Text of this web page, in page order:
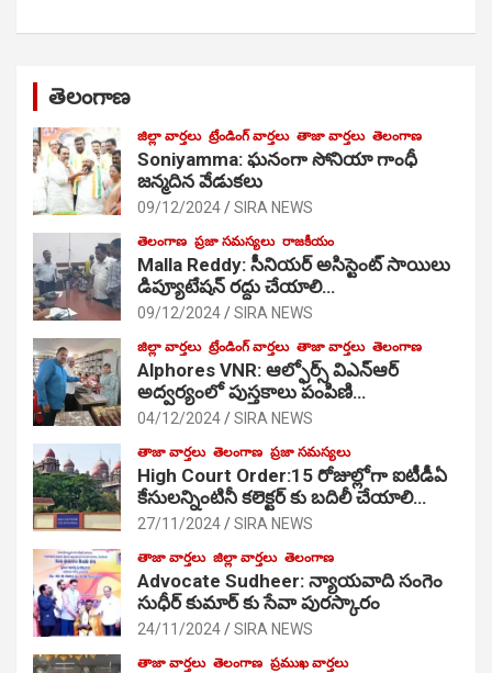
తెలంగాణ
జిల్లా వార్తలు ట్రేండింగ్ వార్తలు తాజా వార్తలు తెలంగాణ
Soniyamma: ఘ‌నంగా సోనియా గాంధీ
జ‌న్మ‌దిన వేడుక‌లు
09/12/2024 SIRA NEWS
తెలంగాణ ప్రజా సమస్యలు రాజకీయం
Malla Reddy: సీనియర్ అసిస్టెంట్ సాయిలు
డిప్యూటేషన్ రద్దు చేయాలి…
09/12/2024 SIRA NEWS
జిల్లా వార్తలు ట్రేండింగ్ వార్తలు తాజా వార్తలు తెలంగాణ
Alphores VNR: ఆల్ఫోర్స్ విఎన్ఆర్
అద్వర్యంలో పుస్తకాలు పంపిణి…
04/12/2024 SIRA NEWS
తాజా వార్తలు తెలంగాణ ప్రజా సమస్యలు
High Court Order:15 రోజుల్లోగా ఐటీడీఏ
కేసులన్నింటినీ కలెక్టర్ కు బదిలీ చేయాలి…
27/11/2024 SIRA NEWS
తాజా వార్తలు జిల్లా వార్తలు తెలంగాణ
Advocate Sudheer: న్యాయవాది సంగెం
సుధీర్ కుమార్ కు సేవా పురస్కారం
24/11/2024 SIRA NEWS
తాజా వార్తలు తెలంగాణ ప్రముఖ వార్తలు